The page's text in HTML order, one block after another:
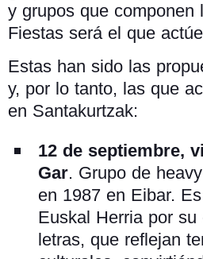
y grupos que componen
Fiestas será el que
Estas han sido las
y, por lo tanto, las que
en Santakurtzak:
12 de septiembre,
Gar. Grupo de
en 1987 en Eibar.
Euskal Herria por
letras, que reflejan